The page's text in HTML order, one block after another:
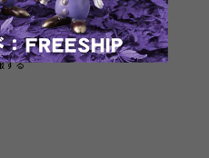
Facebook
する